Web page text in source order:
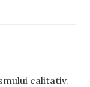
calitativ.